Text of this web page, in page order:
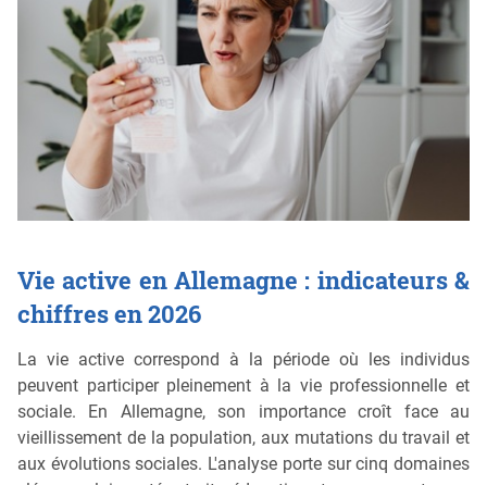
Vie active en Allemagne : indicateurs &
chiffres en 2026
La vie active correspond à la période où les individus
peuvent participer pleinement à la vie professionnelle et
sociale. En Allemagne, son importance croît face au
vieillissement de la population, aux mutations du travail et
aux évolutions sociales. L'analyse porte sur cinq domaines